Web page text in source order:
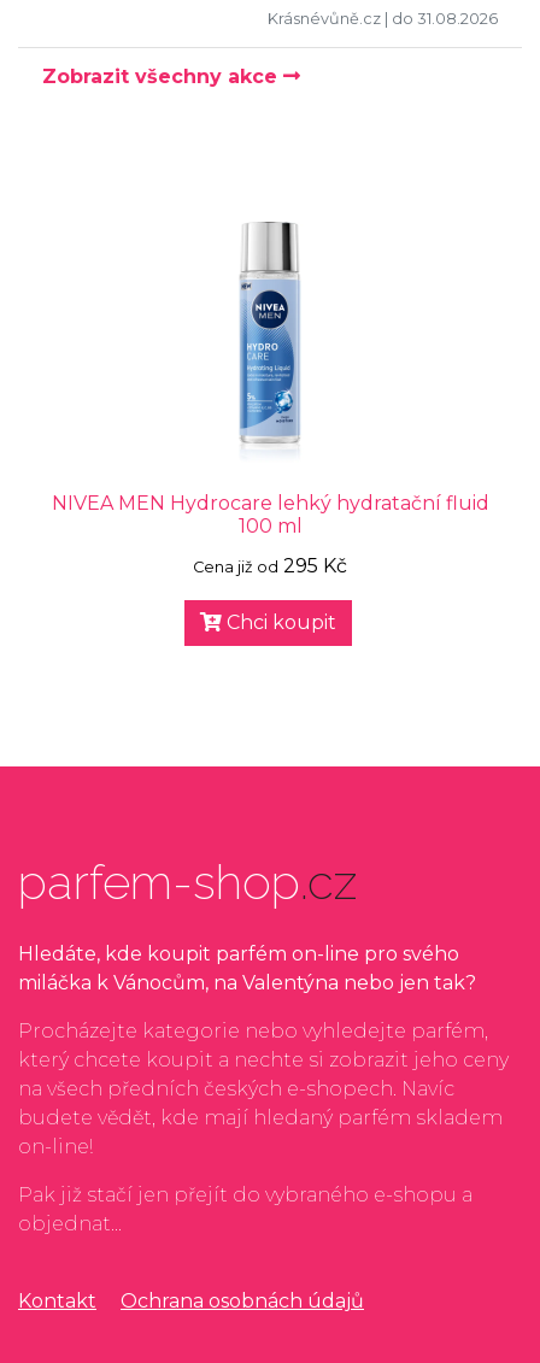
Krásnévůně.cz | do 31.08.2026
Zobrazit všechny akce
NIVEA MEN Hydrocare lehký hydratační fluid
100 ml
Cena již od 295 Kč
Chci koupit
parfem-shop.cz
Hledáte, kde koupit parfém on-line pro svého
miláčka k Vánocům, na Valentýna nebo jen tak?
Procházejte kategorie nebo vyhledejte parfém,
který chcete koupit a nechte si zobrazit jeho ceny
na všech předních českých e-shopech. Navíc
budete vědět, kde mají hledaný parfém skladem
on-line!
Pak již stačí jen přejít do vybraného e-shopu a
objednat...
Kontakt Ochrana osobnách údajů